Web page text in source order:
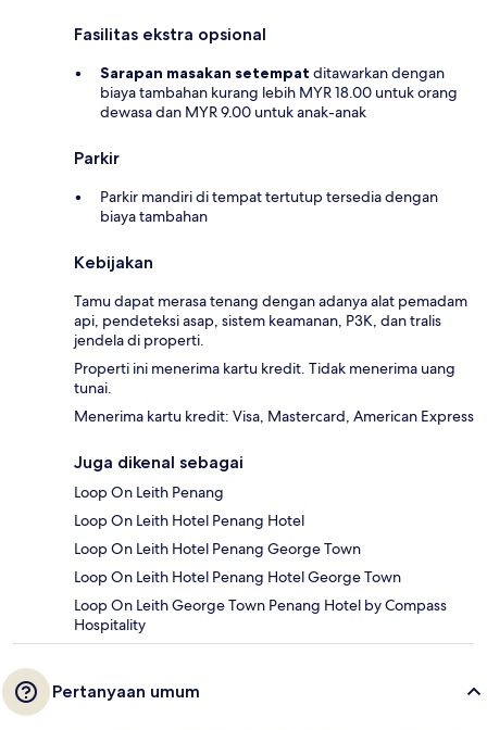
Fasilitas ekstra opsional
Sarapan masakan setempat ditawarkan dengan
biaya tambahan kurang lebih MYR 18.00 untuk orang
dewasa dan MYR 9.00 untuk anak-anak
Parkir
Parkir mandiri di tempat tertutup tersedia dengan
biaya tambahan
Kebijakan
Tamu dapat merasa tenang dengan adanya alat pemadam
api, pendeteksi asap, sistem keamanan, P3K, dan tralis
jendela di properti.
Properti ini menerima kartu kredit. Tidak menerima uang
tunai.
Menerima kartu kredit: Visa, Mastercard, American Express
Juga dikenal sebagai
Loop On Leith Penang
Loop On Leith Hotel Penang Hotel
Loop On Leith Hotel Penang George Town
Loop On Leith Hotel Penang Hotel George Town
Loop On Leith George Town Penang Hotel by Compass
Hospitality
Pertanyaan umum